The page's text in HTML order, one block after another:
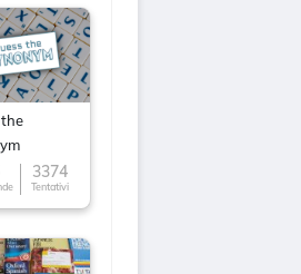
the
3374
Tentativi